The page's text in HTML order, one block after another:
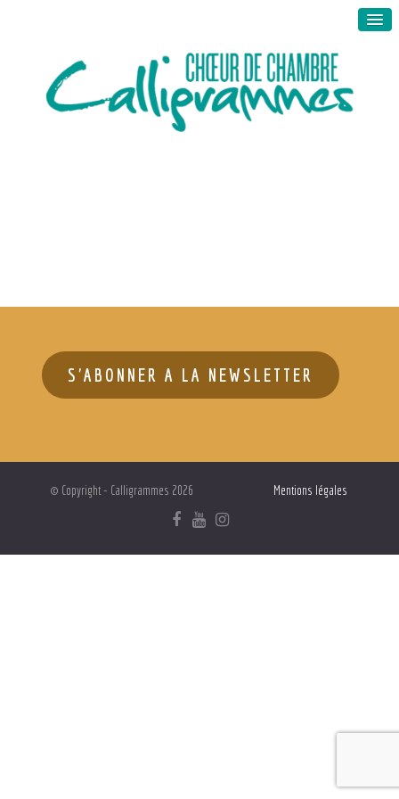
S'ABONNER A LA NEWSLETTER
© Copyright - Calligrammes 2026 Mentions légales